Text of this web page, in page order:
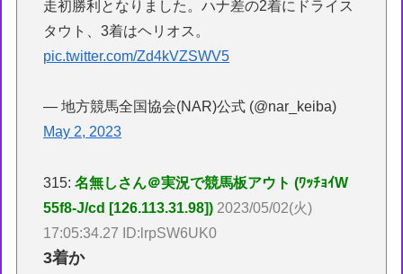
走初勝利となりました。ハナ差の2着にドライス
タウト、3着はヘリオス。
pic.twitter.com/Zd4kVZSWV5
— 地方競馬全国協会(NAR)公式 (@nar_keiba)
May 2, 2023
315:名無しさん＠実況で競馬板アウト (ﾜｯﾁｮｲW
55f8-J/cd [126.113.31.98]) 2023/05/02(火)
17:05:34.27 ID:lrpSW6UK0
3着か